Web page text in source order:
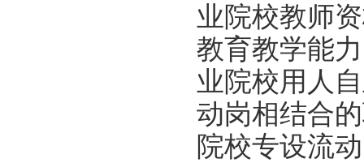
业院校教师
教育教学能
业院校用人
动岗相结合
院校专设流